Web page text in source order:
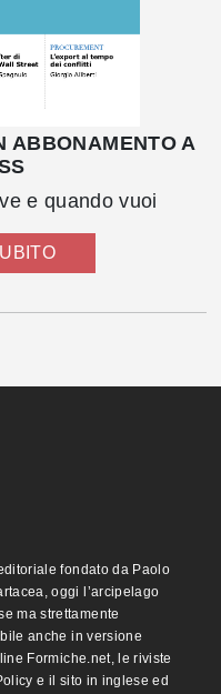
ABBONAMENTO A
e quando vuoi
fondato da Paolo
oggi l’arcipelago
ma strettamente
anche in versione
Formiche.net, le riviste
e il sito in inglese ed